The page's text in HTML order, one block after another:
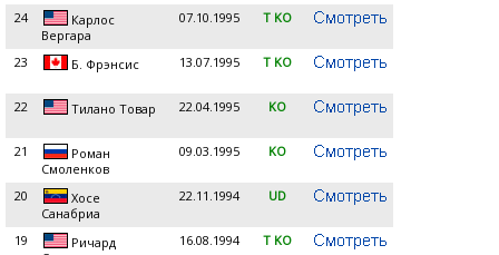
24
Карлос
Вергара
07.10.1995 T KO
23 Б. Фрэнсис 13.07.1995 T KO
22 Тилано Товар 22.04.1995 KO
21
Роман
Смоленков
09.03.1995 KO
20
Хосе
Санабриа
22.11.1994 UD
19
Ричард
16.08.1994 T KO